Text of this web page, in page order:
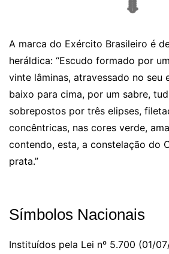
A marca do Exército Brasileiro é
heráldica: “Escudo formado por
vinte lâminas, atravessado no seu
baixo para cima, por um sabre,
sobrepostos por três elipses,
concêntricas, nas cores verde,
contendo, esta, a constelação do
prata.”
Símbolos Nacionais
Instituídos pela Lei nº 5.700 (01/